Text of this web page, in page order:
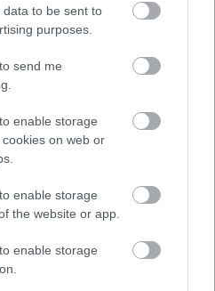
to be sent to
purposes.
send me
enable storage
on web or
enable storage
the website or app.
enable storage
és egy csomó minden
Szólj hozzá!